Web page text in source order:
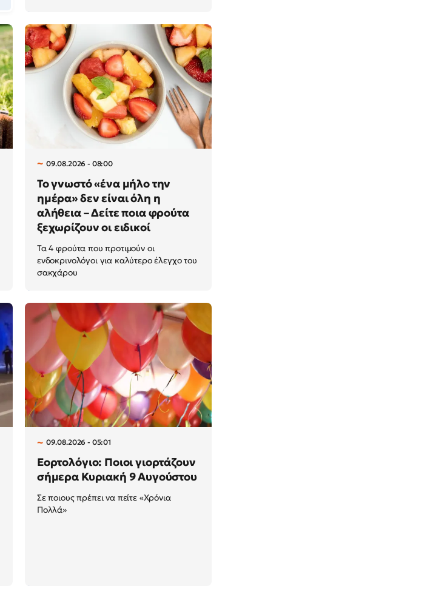
09.08.2026 - 08:00
Το γνωστό «ένα μήλο την
ημέρα» δεν είναι όλη η
αλήθεια – Δείτε ποια φρούτα
ξεχωρίζουν οι ειδικοί
Τα 4 φρούτα που προτιμούν οι
ενδοκρινολόγοι για καλύτερο έλεγχο του
σακχάρου
09.08.2026 - 05:01
Εορτολόγιο: Ποιοι γιορτάζουν
σήμερα Κυριακή 9 Αυγούστου
Σε ποιους πρέπει να πείτε «Χρόνια
Πολλά»